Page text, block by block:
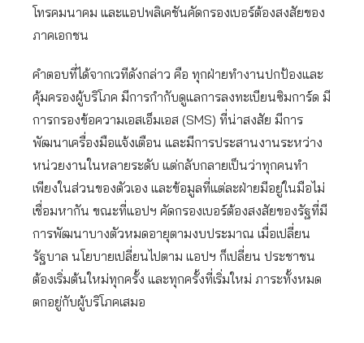
โทรคมนาคม และแอปพลิเคชันคัดกรองเบอร์ต้องสงสัยของ
ภาคเอกชน
คำตอบที่ได้จากเวทีดังกล่าว คือ ทุกฝ่ายทำงานปกป้องและ
คุ้มครองผู้บริโภค มีการกำกับดูแลการลงทะเบียนซิมการ์ด มี
การกรองข้อความเอสเอ็มเอส (SMS) ที่น่าสงสัย มีการ
พัฒนาเครื่องมือแจ้งเตือน และมีการประสานงานระหว่าง
หน่วยงานในหลายระดับ แต่กลับกลายเป็นว่าทุกคนทำ
เพียงในส่วนของตัวเอง และข้อมูลที่แต่ละฝ่ายมีอยู่ในมือไม่
เชื่อมหากัน ขณะที่แอปฯ คัดกรองเบอร์ต้องสงสัยของรัฐที่มี
การพัฒนาบางตัวหมดอายุตามงบประมาณ เมื่อเปลี่ยน
รัฐบาล นโยบายเปลี่ยนไปตาม แอปฯ ก็เปลี่ยน ประชาชน
ต้องเริ่มต้นใหม่ทุกครั้ง และทุกครั้งที่เริ่มใหม่ ภาระทั้งหมด
ตกอยู่กับผู้บริโภคเสมอ